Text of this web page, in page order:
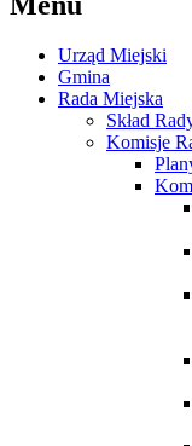
Urząd Miejski
Gmina
Rada Miejska
Skład
Komisje